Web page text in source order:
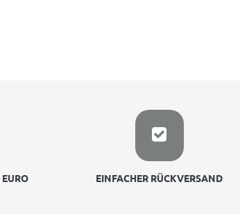
EINFACHER RÜCKVERSAND